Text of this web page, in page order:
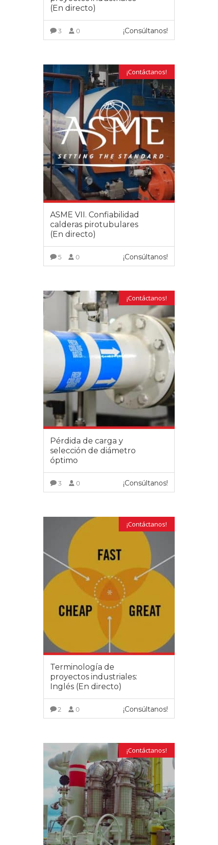
(En directo)
3 0 ¡Consúltanos!
¡Contáctanos!
ASME VII. Confiabilidad
calderas pirotubulares
(En directo)
5 0 ¡Consúltanos!
¡Contáctanos!
Pérdida de carga y
selección de diámetro
óptimo
3 0 ¡Consúltanos!
¡Contáctanos!
Terminología de
proyectos industriales:
Inglés (En directo)
2 0 ¡Consúltanos!
¡Contáctanos!